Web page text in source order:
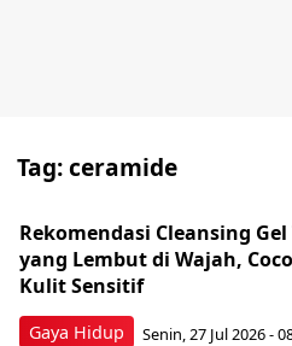
Tag:ceramide
Gaya Hidup
Rekomendasi Cleansing
yang Lembut di Wajah,
Kulit Sensitif
Senin, 27 Jul 2026 -